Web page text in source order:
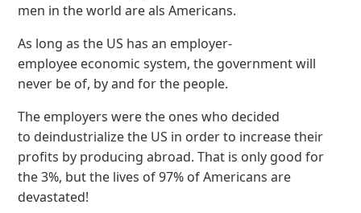
men in the world are als Americans.
As long as the US has an employer-
employee economic system, the government will
never be of, by and for the people.
The employers were the ones who decided
to deindustrialize the US in order to increase their
profits by producing abroad. That is only good for
the 3%, but the lives of 97% of Americans are
devastated!